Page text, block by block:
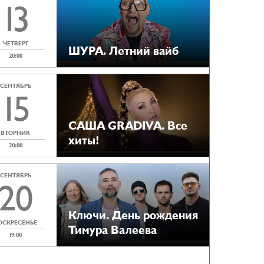
13
ЧЕТВЕРГ
20:00
ШУРА. Летний вайб
СЕНТЯБРЬ
15
ВТОРНИК
20:00
САША GRADIVA. Все
хиты!
СЕНТЯБРЬ
19:00
Ключи. День рождения
Тимура Валеева